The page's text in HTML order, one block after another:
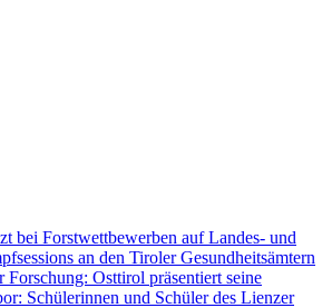
bei Forstwettbewerben auf Landes- und
an den Tiroler Gesundheitsämtern
Forschung: Osttirol präsentiert seine
Schülerinnen und Schüler des Lienzer